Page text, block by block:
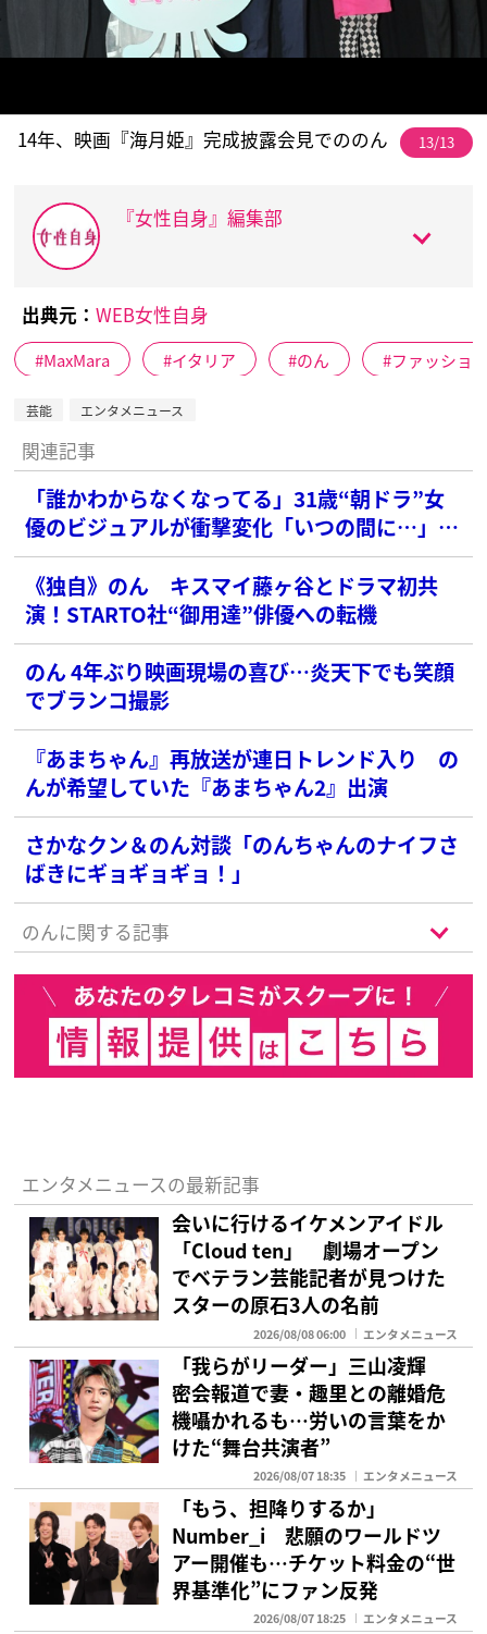
14年、映画『海月姫』完成披露会見でののん 13/13
『女性自身』編集部
出典元： WEB女性自身
MaxMara イタリア のん ファッショ
芸能 エンタメニュース
関連記事
「誰かわからなくなってる」31歳“朝ドラ”女
優のビジュアルが衝撃変化「いつの間に…」驚
きの声
《独自》のん キスマイ藤ヶ谷とドラマ初共
演！STARTO社“御用達”俳優への転機
のん 4年ぶり映画現場の喜び…炎天下でも笑顔
でブランコ撮影
『あまちゃん』再放送が連日トレンド入り の
んが希望していた『あまちゃん2』出演
さかなクン＆のん対談「のんちゃんのナイフさ
ばきにギョギョギョ！」
のんに関する記事
エンタメニュースの最新記事
会いに行けるイケメンアイドル
「Cloud ten」 劇場オープン
でベテラン芸能記者が見つけた
スターの原石3人の名前
2026/08/08 06:00 エンタメニュース
「我らがリーダー」三山凌輝
密会報道で妻・趣里との離婚危
機囁かれるも…労いの言葉をか
けた“舞台共演者”
2026/08/07 18:35 エンタメニュース
「もう、担降りするか」
Number_i 悲願のワールドツ
アー開催も…チケット料金の“世
界基準化”にファン反発
2026/08/07 18:25 エンタメニュース